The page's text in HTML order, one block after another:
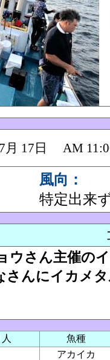
月 17日 AM
風向：
特定出来
ウさん主催の
さんにイカメ
魚種
アカイカ